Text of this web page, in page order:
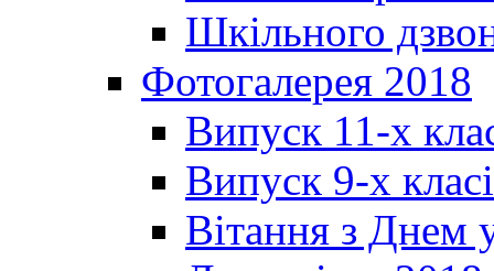
Шкільного
Фотогалерея 2018
Випуск 11-х
Випуск 9-х
Вітання з Днем